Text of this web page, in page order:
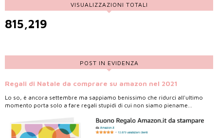
VISUALIZZAZIONI TOTALI
815,219
POST IN EVIDENZA
Regali di Natale da comprare su amazon nel 2021
Lo so, è ancora settembre ma sappiamo benissimo che ridurci all'ultimo
momento porta solo a fare regali stupidi di cui non siamo piename...